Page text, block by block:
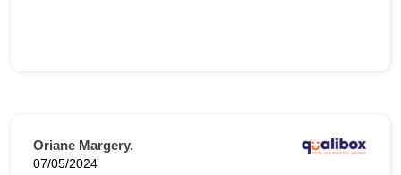
Oriane Margery.
07/05/2024